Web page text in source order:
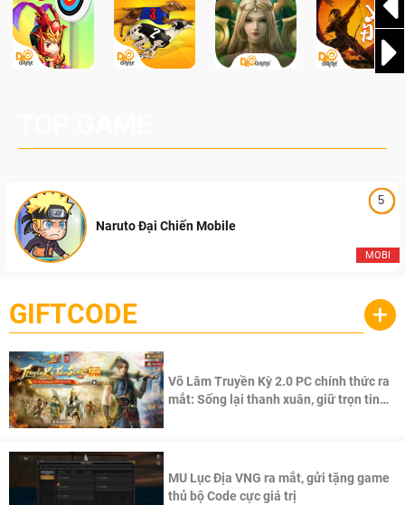
5
MOBI
Naruto Đại Chiến Mobile
GIFTCODE +
Võ Lâm Truyền Kỳ 2.0 PC chính thức ra
mắt: Sống lại thanh xuân, giữ trọn tinh
MU Lục Địa VNG ra mắt, gửi tặng game
thủ bộ Code cực giá trị